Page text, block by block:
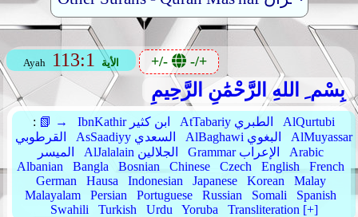
Ayah 113:1 الأية +/- -/+
بِسْم ِ اللهِ الرَّحْمَٰنِ الرَّحِيمِ
: 📗 → IbnKathir ابن كثير AtTabariy الطبري
AlQurtubi
القرطوبي
AsSaadiyy السعدي AlBaghawi البغوي
AlMuyassar
الميسر
AlJalalain الجلالين Grammar الإعراب
Arabic
Albanian
Bangla Bosnian Chinese Czech English
French
German
Hausa Indonesian Japanese Korean
Malay
Malayalam
Persian Portuguese Russian Somali
Spanish
Swahili
Turkish Urdu Yoruba Transliteration [+]